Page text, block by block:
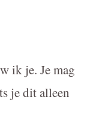
ik je. Je mag
je dit alleen